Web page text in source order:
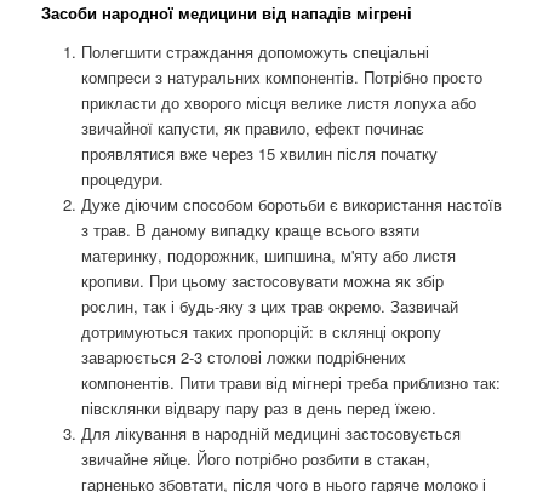
Засоби народної медицини від нападів мігрені
Полегшити страждання допоможуть спеціальні
компреси з натуральних компонентів. Потрібно просто
прикласти до хворого місця велике листя лопуха або
звичайної капусти, як правило, ефект починає
проявлятися вже через 15 хвилин після початку
процедури.
Дуже діючим способом боротьби є використання настоїв
з трав. В даному випадку краще всього взяти
материнку, подорожник, шипшина, м'яту або листя
кропиви. При цьому застосовувати можна як збір
рослин, так і будь-яку з цих трав окремо. Зазвичай
дотримуються таких пропорцій: в склянці окропу
заварюється 2-3 столові ложки подрібнених
компонентів. Пити трави від мігнері треба приблизно так:
півсклянки відвару пару раз в день перед їжею.
Для лікування в народній медицині застосовується
звичайне яйце. Його потрібно розбити в стакан,
гарненько збовтати, після чого в нього гаряче молоко і